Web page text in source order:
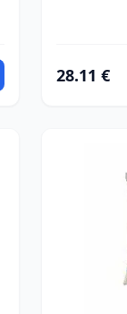
28.11 €